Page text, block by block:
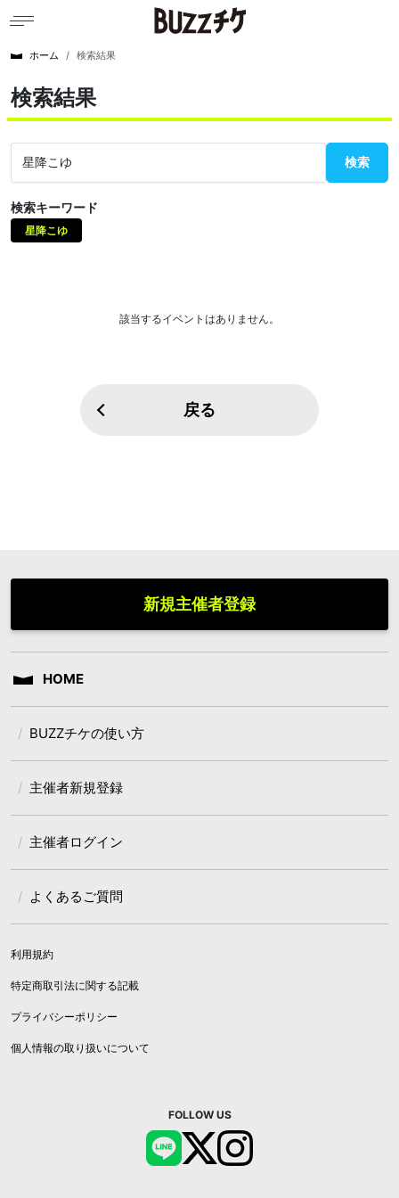
ホーム 検索結果
検索結果
検索
検索キーワード
星降こゆ
該当するイベントはありません。
戻る
新規主催者登録
HOME
BUZZチケの使い方
主催者新規登録
主催者ログイン
よくあるご質問
利用規約
特定商取引法に関する記載
プライバシーポリシー
個人情報の取り扱いについて
FOLLOW US